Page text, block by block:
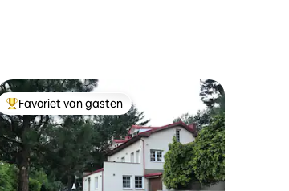
Topfavoriet van gasten
Favoriet van gasten